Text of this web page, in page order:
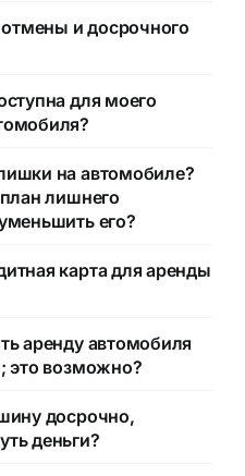
отмены и досрочного
для моего
на автомобиле?
лишнего
его?
карта для аренды
аренду автомобиля
это возможно?
досрочно,
деньги?